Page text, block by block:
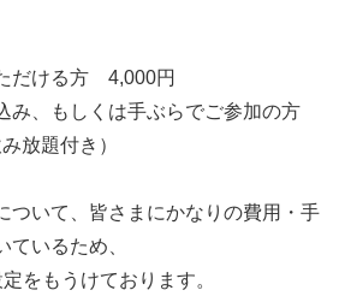
だける方 4,000円
み、もしくは手ぶらでご参加の方
放題付き）
て、皆さまにかなりの費用・手
ているため、
もうけております。